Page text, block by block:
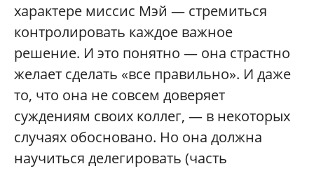
характере миссис Мэй — стремиться
контролировать каждое важное
решение. И это понятно — она страстно
желает сделать «все правильно». И даже
то, что она не совсем доверяет
суждениям своих коллег, — в некоторых
случаях обосновано. Но она должна
научиться делегировать (часть